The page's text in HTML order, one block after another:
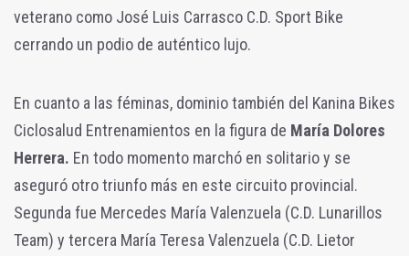
veterano como José Luis Carrasco C.D. Sport Bike
cerrando un podio de auténtico lujo.
En cuanto a las féminas, dominio también del Kanina Bikes
Ciclosalud Entrenamientos en la figura de María Dolores
Herrera. En todo momento marchó en solitario y se
aseguró otro triunfo más en este circuito provincial.
Segunda fue Mercedes María Valenzuela (C.D. Lunarillos
Team) y tercera María Teresa Valenzuela (C.D. Lietor